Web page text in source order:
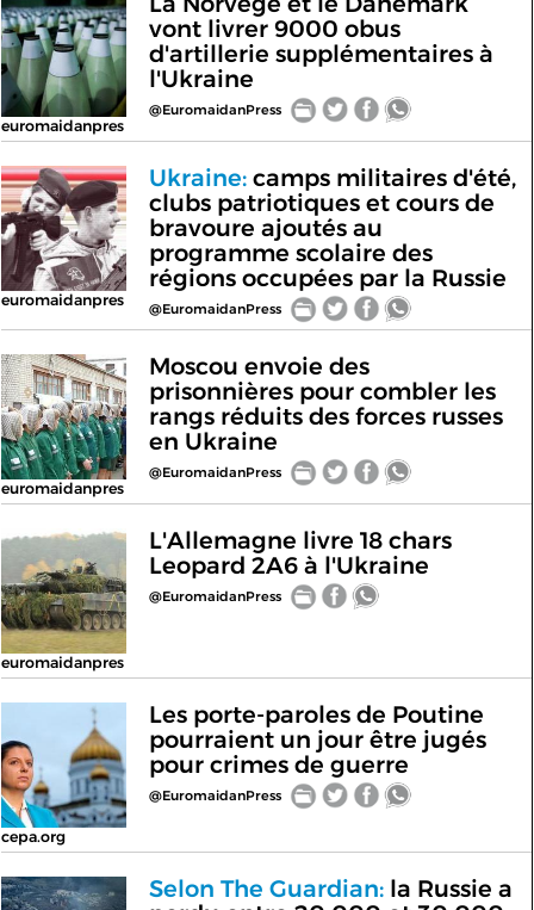
euromaidanpres
vont livrer 9000 obus
d'artillerie supplémentaires à
l'Ukraine
@EuromaidanPress
euromaidanpres
Ukraine:camps militaires d'été,
clubs patriotiques et cours de
bravoure ajoutés au
programme scolaire des
régions occupées par la Russie
@EuromaidanPress
euromaidanpres
Moscou envoie des
prisonnières pour combler les
rangs réduits des forces russes
en Ukraine
@EuromaidanPress
euromaidanpres
L'Allemagne livre 18 chars
Leopard 2A6 à l'Ukraine
@EuromaidanPress
cepa.org
Les porte-paroles de Poutine
pourraient un jour être jugés
pour crimes de guerre
@EuromaidanPress
Selon The Guardian:la Russie a